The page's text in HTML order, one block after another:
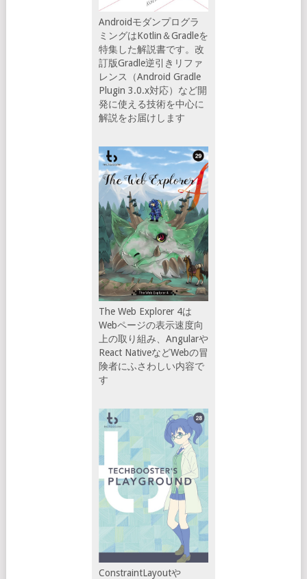
Androidモダンプログラ
ミングはKotlin＆Gradleを
特集した解説書です。改
訂版Gradle逆引きリファ
レンス（Android Gradle
Plugin 3.0.x対応）など開
発に使える技術を中心に
解説をお届けします
The Web Explorer 4は
Webページの表示速度向
上の取り組み、Angularや
React NativeなどWebの冒
険者にふさわしい内容で
す
ConstraintLayoutや